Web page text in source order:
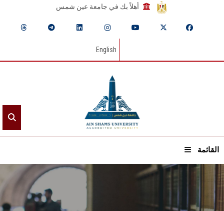
أهلاً بك في جامعة عين شمس
English
القائمة
الرئيسيـة
عن الجامعة